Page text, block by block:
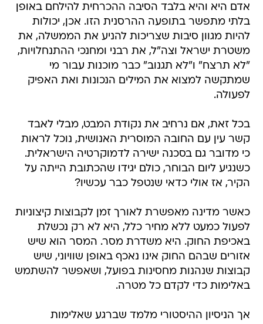
אדם היא והיא בלבד הסיבה ההכרחית להילחם באופן
בלתי מתפשר בתופעה ההרסנית הזו. אכן, יכולות
להיות מגוון סיבות שצריכות להניע את הממשלה, את
משטרת ישראל וצה"ל, את רבני ומחנכי ההתנחלויות,
"לא תרצח" ו"לא תגנוב" כבר מוכנות עבור מי
שמתקשה למצוא את המילים הנכונות ואת האפיק
לפעולה.
בכל זאת, אם נרחיב את נקודת המבט, מבלי לאבד
קשר עין עם החובה המוסרית האנושית, נוכל לראות
כי מדובר גם בסכנה ישירה לדמוקרטיה הישראלית.
כשנגיע ליום הבוחר, כולם יגידו שהכתובת הייתה על
הקיר, אז אולי כדאי שנטפל כבר עכשיו?
כאשר מדינה מאפשרת לאורך זמן לקבוצות קיצוניות
לפעול כמעט ללא מחיר כלל, היא לא רק נכשלת
באכיפת החוק. היא משדרת מסר. המסר הוא שיש
אזורים שבהם החוק אינו נאכף באופן שוויוני, שיש
קבוצות שנהנות מחסינות בפועל, ושאפשר להשתמש
באלימות כדי לקדם כל מטרה.
אך הניסיון ההיסטורי מלמד שברגע שאלימות